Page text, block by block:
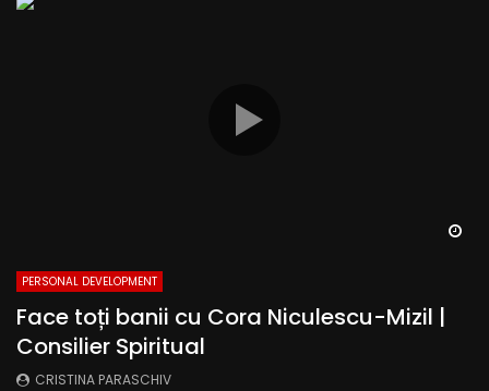
PERSONAL DEVELOPMENT
Face toți banii cu Cora Niculescu-Mizil |
Consilier Spiritual
CRISTINA PARASCHIV